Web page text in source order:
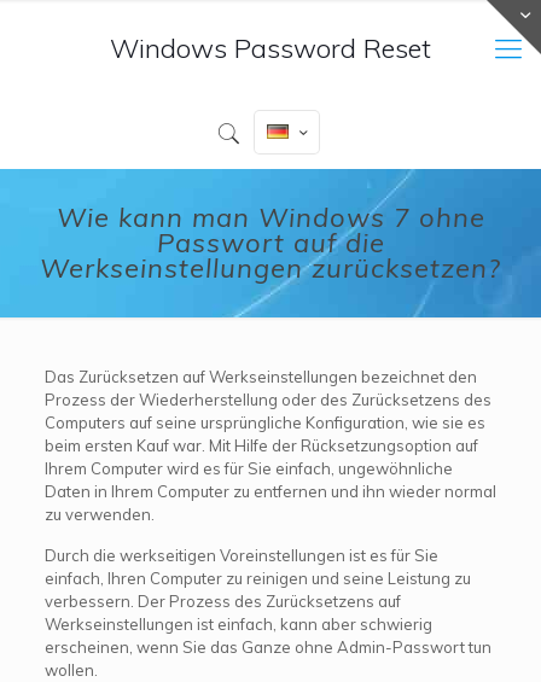
Windows Password Reset
Wie kann man Windows 7 ohne
Passwort auf die
Werkseinstellungen zurücksetzen?
Das Zurücksetzen auf Werkseinstellungen bezeichnet den
Prozess der Wiederherstellung oder des Zurücksetzens des
Computers auf seine ursprüngliche Konfiguration, wie sie es
beim ersten Kauf war. Mit Hilfe der Rücksetzungsoption auf
Ihrem Computer wird es für Sie einfach, ungewöhnliche
Daten in Ihrem Computer zu entfernen und ihn wieder normal
zu verwenden.
Durch die werkseitigen Voreinstellungen ist es für Sie
einfach, Ihren Computer zu reinigen und seine Leistung zu
verbessern. Der Prozess des Zurücksetzens auf
Werkseinstellungen ist einfach, kann aber schwierig
erscheinen, wenn Sie das Ganze ohne Admin-Passwort tun
wollen.